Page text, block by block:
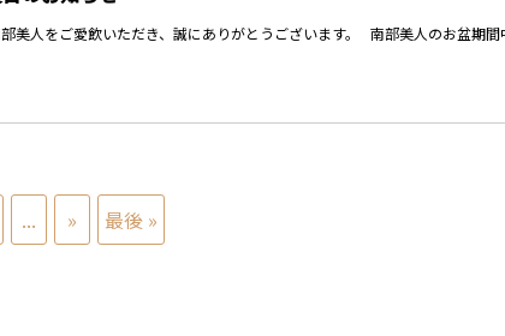
美人をご愛飲いただき、誠にありがとうございます。 南部美人のお盆期間
... » 最後 »